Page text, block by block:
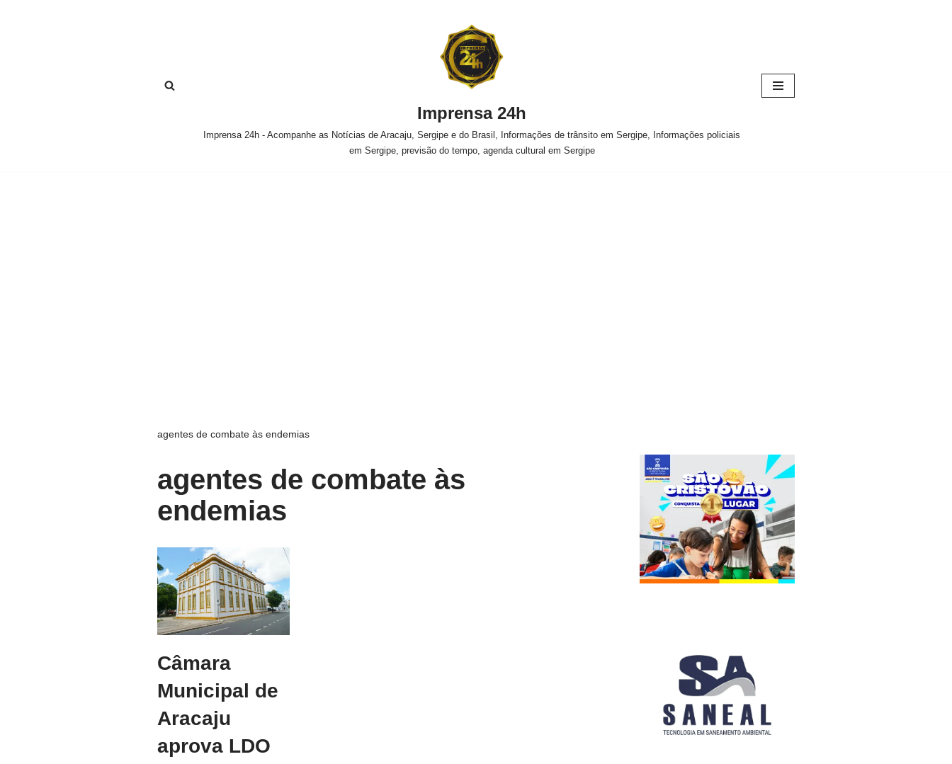
Imprensa 24h
Imprensa 24h - Acompanhe as Notícias de Aracaju, Sergipe e do Brasil, Informações de trânsito em Sergipe, Informações policiais
em Sergipe, previsão do tempo, agenda cultural em Sergipe
agentes de combate às endemias
agentes de combate às
endemias
Câmara
Municipal de
Aracaju
aprova LDO